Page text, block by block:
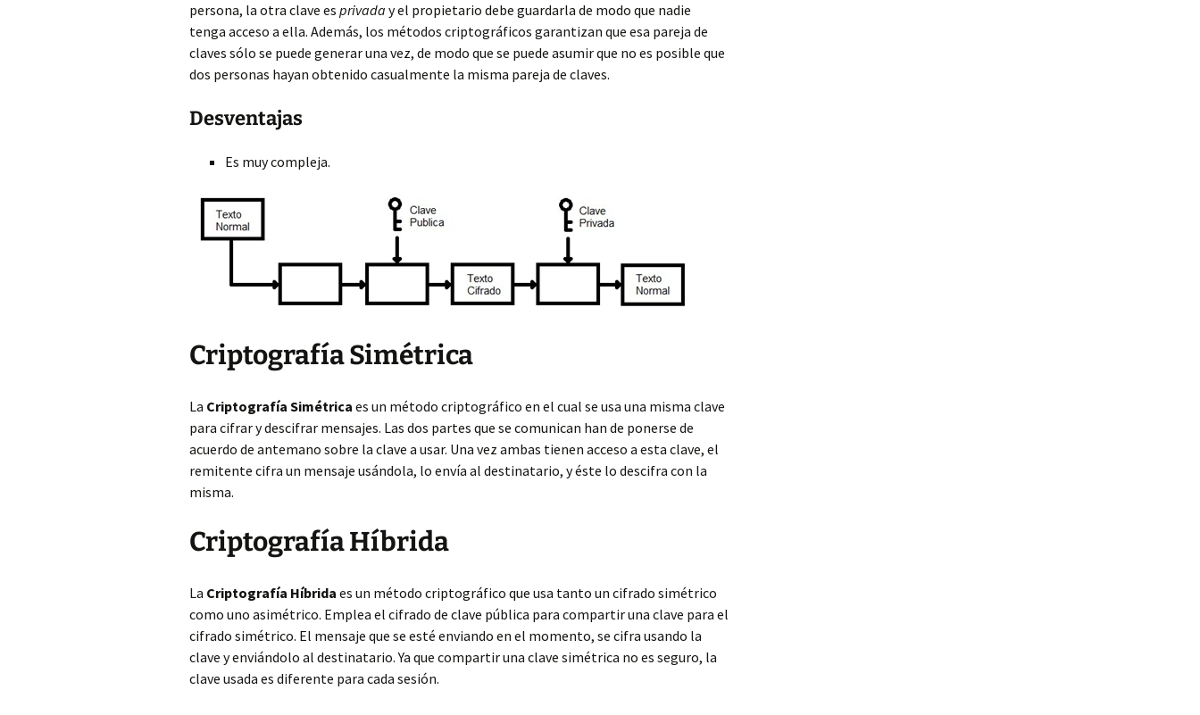
persona, la otra clave es privada y el propietario debe guardarla de modo que nadie
tenga acceso a ella. Además, los métodos criptográficos garantizan que esa pareja de
claves sólo se puede generar una vez, de modo que se puede asumir que no es posible que
dos personas hayan obtenido casualmente la misma pareja de claves.
Desventajas
Es muy compleja.
Criptografía Simétrica
La Criptografía Simétrica es un método criptográfico en el cual se usa una misma clave
para cifrar y descifrar mensajes. Las dos partes que se comunican han de ponerse de
acuerdo de antemano sobre la clave a usar. Una vez ambas tienen acceso a esta clave, el
remitente cifra un mensaje usándola, lo envía al destinatario, y éste lo descifra con la
misma.
Criptografía Híbrida
La Criptografía Híbrida es un método criptográfico que usa tanto un cifrado simétrico
como uno asimétrico. Emplea el cifrado de clave pública para compartir una clave para el
cifrado simétrico. El mensaje que se esté enviando en el momento, se cifra usando la
clave y enviándolo al destinatario. Ya que compartir una clave simétrica no es seguro, la
clave usada es diferente para cada sesión.